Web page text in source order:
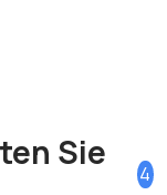
Sie
4